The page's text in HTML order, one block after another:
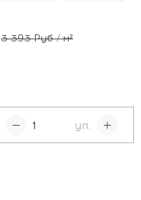
3 393 Руб / м²
уп.